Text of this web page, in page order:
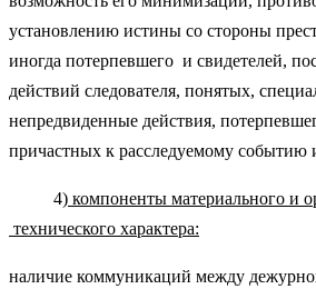
установлению истины со стороны
иногда потерпевшего и свидетелей,
действий следователя, понятых,
непредвиденные действия,
причастных к расследуемому событию
4) компоненты материального и
технического характера:
наличие коммуникаций между